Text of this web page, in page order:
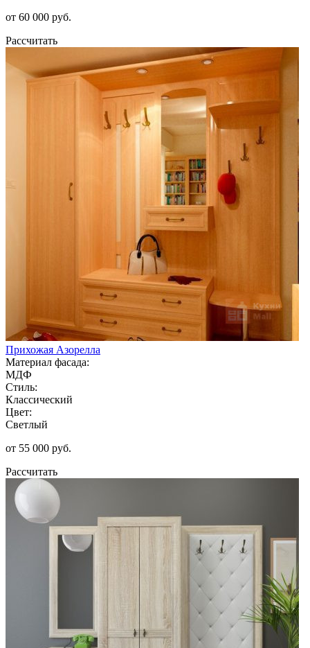
от 60 000 руб.
Рассчитать
Прихожая Азорелла
Материал фасада:
МДФ
Стиль:
Классический
Цвет:
Светлый
от 55 000 руб.
Рассчитать